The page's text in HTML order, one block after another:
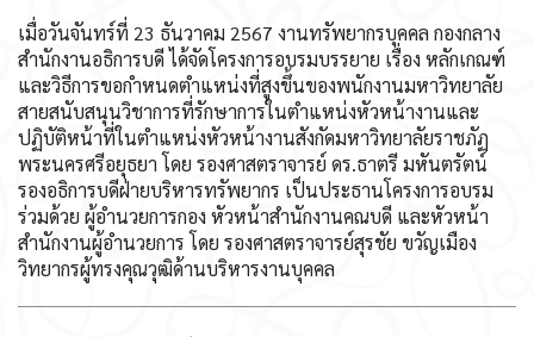
เมื่อวันจันทร์ที่ 23 ธันวาคม 2567 งานทรัพยากรบุคคล กองกลาง
สำนักงานอธิการบดี ได้จัดโครงการอบรมบรรยาย เรื่อง หลักเกณฑ์
และวิธีการขอกำหนดตำแหน่งที่สูงขึ้นของพนักงานมหาวิทยาลัย
สายสนับสนุนวิชาการที่รักษาการในตำแหน่งหัวหน้างานและ
ปฏิบัติหน้าที่ในตำแหน่งหัวหน้างานสังกัดมหาวิทยาลัยราชภัฏ
พระนครศรีอยุธยา โดย รองศาสตราจารย์ ดร.ธาตรี มหันตรัตน์
รองอธิการบดีฝ่ายบริหารทรัพยากร เป็นประธานโครงการอบรม
ร่วมด้วย ผู้อำนวยการกอง หัวหน้าสำนักงานคณบดี และหัวหน้า
สำนักงานผู้อำนวยการ โดย รองศาสตราจารย์สุรชัย ขวัญเมือง
วิทยากรผู้ทรงคุณวุฒิด้านบริหารงานบุคคล